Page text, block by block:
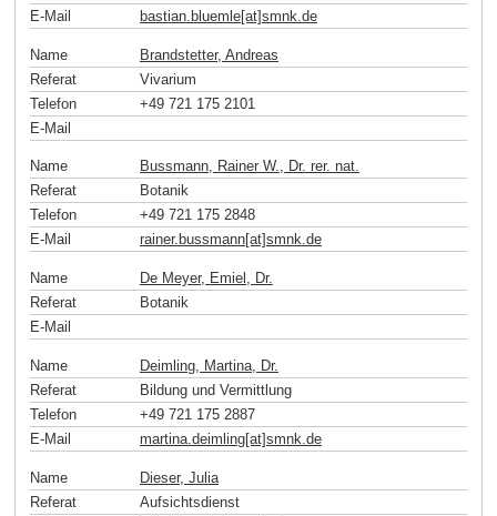
E-Mail
bastian.bluemle[at]smnk de
Name
Brandstetter, Andreas
Referat
Vivarium
Telefon
+49 721 175 2101
E-Mail
Name
Bussmann, Rainer W., Dr. rer. nat.
Referat
Botanik
Telefon
+49 721 175 2848
E-Mail
rainer.bussmann[at]smnk.de
Name
De Meyer, Emiel, Dr.
Referat
Botanik
E-Mail
Name
Deimling, Martina, Dr.
Referat
Bildung und Vermittlung
Telefon
+49 721 175 2887
E-Mail
martina.deimling[at]smnk de
Name
Dieser, Julia
Referat
Aufsichtsdienst